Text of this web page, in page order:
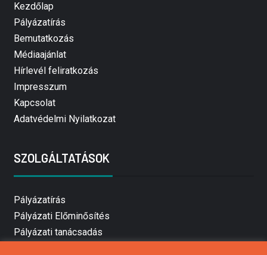
Kezdőlap
Pályázatírás
Bemutatkozás
Médiaajánlat
Hírlevél feliratkozás
Impresszum
Kapcsolat
Adatvédelmi Nyilatkozat
SZOLGÁLTATÁSOK
Pályázatírás
Pályázati Előminősítés
Pályázati tanácsadás